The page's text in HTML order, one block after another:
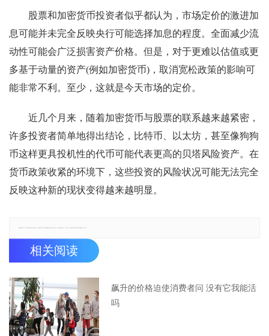
股票和加密货币投资者似乎都认为，市场定价的激进加
息可能并未完全反映央行可能选择加息的程度。全面减少流
动性可能会广泛损害资产价格。但是，对于更难以估值或更
多基于动量的资产(例如加密货币)，取消宽松政策的影响可
能非常不利。至少，这就是今天市场的定价。
近几个月来，随着加密货币与股票的联系越来越紧密，
许多投资者简单地得出结论，比特币、以太坊，甚至像狗狗
币这样更具投机性的代币可能代表更高的贝塔风险资产。在
货币政策收紧的环境下，这些投资的风险状况可能无法完全
反映这种新的现状变得越来越明显。
相关阅读
飙升的价格迫使消费者问 没有它我能活
吗